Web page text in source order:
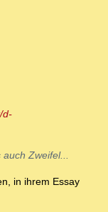
d-
Zweifel...
in ihrem Essay